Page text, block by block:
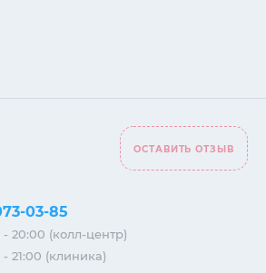
03-85
20:00 (колл-центр)
21:00 (клиника)
ОСТАВИТЬ ОТЗЫВ